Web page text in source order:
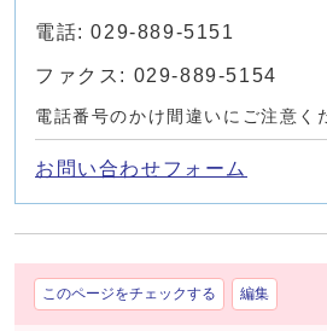
電話: 029-889-5151
ファクス: 029-889-5154
電話番号のかけ間違いにご注意く
お問い合わせフォーム
このページをチェックする 編集